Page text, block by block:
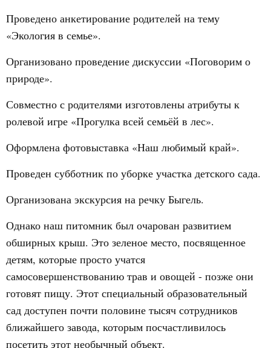
Проведено анкетирование родителей на тему
«Экология в семье».
Организовано проведение дискуссии «Поговорим о
природе».
Совместно с родителями изготовлены атрибуты к
ролевой игре «Прогулка всей семьёй в лес».
Оформлена фотовыставка «Наш любимый край».
Проведен субботник по уборке участка детского сада.
Организована экскурсия на речку Быгель.
Однако наш питомник был очарован развитием
обширных крыш. Это зеленое место, посвященное
детям, которые просто учатся
самосовершенствованию трав и овощей - позже они
готовят пищу. Этот специальный образовательный
сад доступен почти половине тысяч сотрудников
ближайшего завода, которым посчастливилось
посетить этот необычный объект.